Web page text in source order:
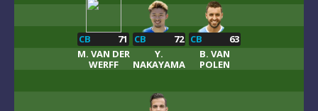
CB
72
Y.
NAKAYAMA
CB
63
B. VAN
POLEN
CB
71
M. VAN DER
WERFF